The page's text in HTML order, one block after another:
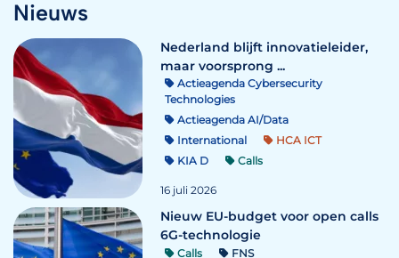
Nieuws
Nederland blijft innovatieleider,
maar voorsprong ...
Actieagenda Cybersecurity
Technologies
Actieagenda AI/Data
International
HCA ICT
KIA D
Calls
16 juli 2026
Nieuw EU-budget voor open calls
6G-technologie
Calls
FNS